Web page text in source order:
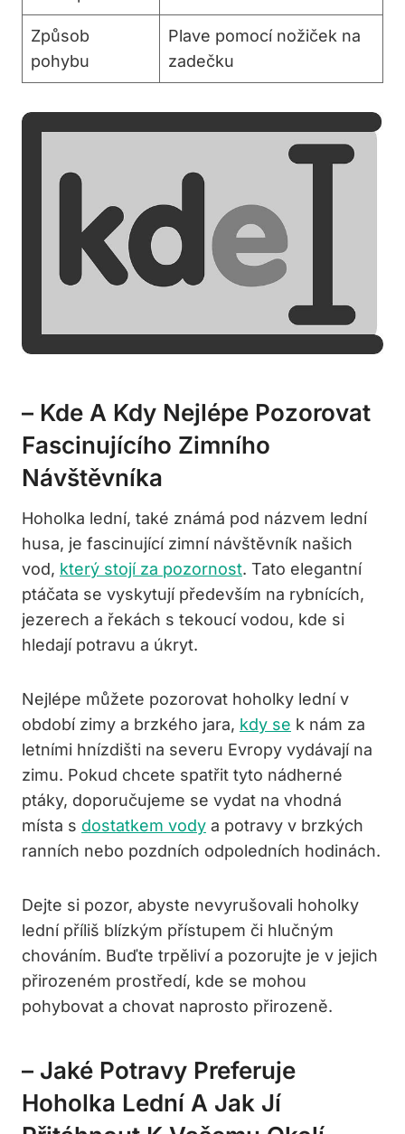
Způsob
pohybu
Plave pomocí nožiček na
zadečku
– Kde ​a ⁣kdy Nejlépe Pozorovat
Fascinujícího ⁢zimního
Návštěvníka
Hoholka⁣ lední, také ⁢známá pod názvem lední
husa, je fascinující zimní návštěvník našich
vod, který stojí za pozornost. Tato‌ elegantní
⁢ptáčata ⁤se vyskytují především na rybnících,
jezerech a řekách s ⁢tekoucí vodou, kde si
hledají ​potravu a úkryt.
Nejlépe můžete pozorovat hoholky ⁤lední ⁢v
období‌ zimy a ‌brzkého jara, kdy se ⁢k nám ⁤za
letními hnízdišti⁣ na severu⁤ Evropy vydávají na
zimu. Pokud chcete spatřit tyto nádherné
ptáky,‍ doporučujeme se vydat na vhodná
místa s dostatkem vody a ‌potravy v brzkých
ranních nebo pozdních odpoledních hodinách.
Dejte ⁢si pozor, abyste nevyrušovali hoholky
lední příliš⁣ blízkým přístupem či‍ hlučným
chováním. Buďte‍ trpěliví ⁢a pozorujte​ je v‍ jejich
přirozeném prostředí, kde⁤ se​ mohou
pohybovat a chovat naprosto přirozeně.
– Jaké Potravy Preferuje
Hoholka Lední A⁣ Jak Jí